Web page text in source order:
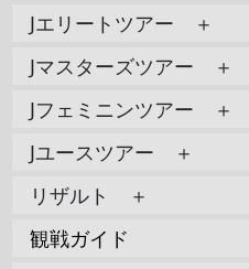
Jエリートツアー ＋
Jマスターズツアー ＋
Jフェミニンツアー ＋
Jユースツアー ＋
リザルト ＋
観戦ガイド